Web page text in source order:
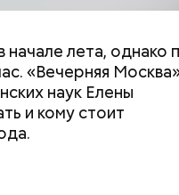
начале лета, однако
«Вечерняя
наук Елены
и кому стоит
щавель ему
синдроме
продукт тоже лучше
Он может привести
слизистые